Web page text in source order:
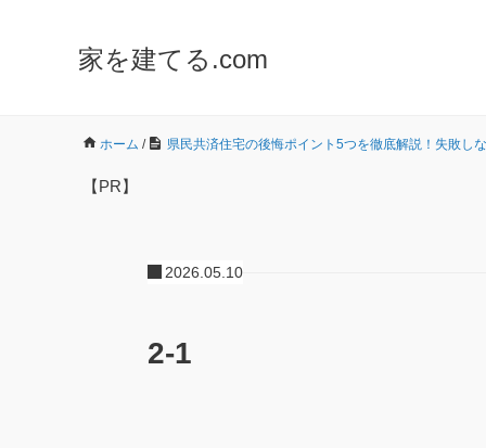
家を建てる.com
ホーム / 県民共済住宅の後悔ポイント5つを徹底解説！失敗し
【PR】
2026.05.10
2-1